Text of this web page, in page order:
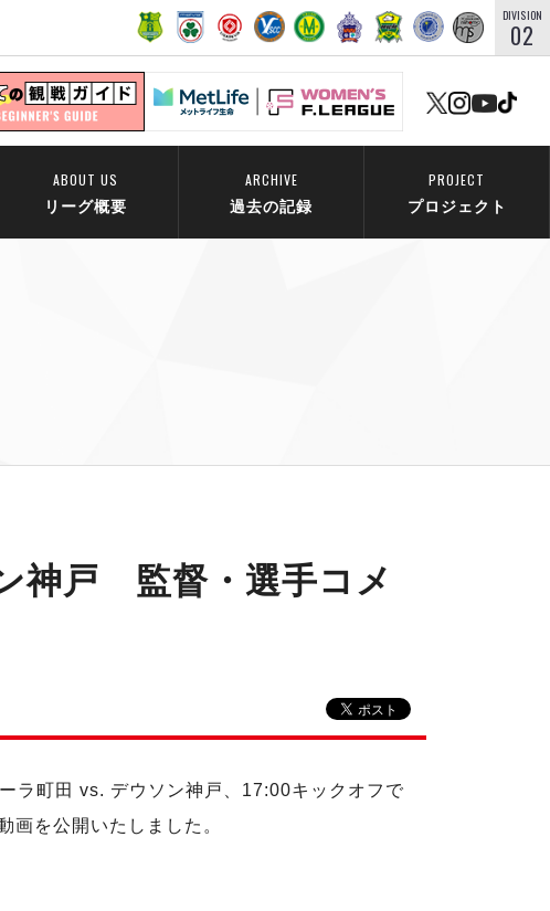
DIVISION
02
ABOUT US
リーグ概要
ARCHIVE
過去の記録
PROJECT
プロジェクト
神戸 監督・選手コメ
町田 vs. デウソン神戸、17:00キックオフで
画を公開いたしました。